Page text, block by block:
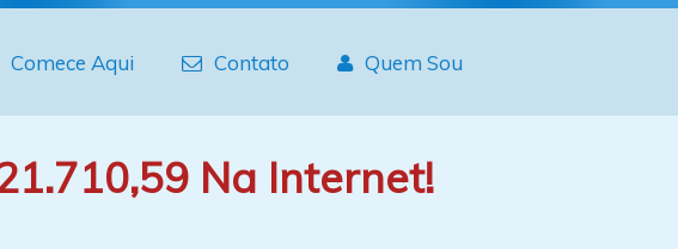
Comece Aqui Contato Quem Sou
Na Internet!